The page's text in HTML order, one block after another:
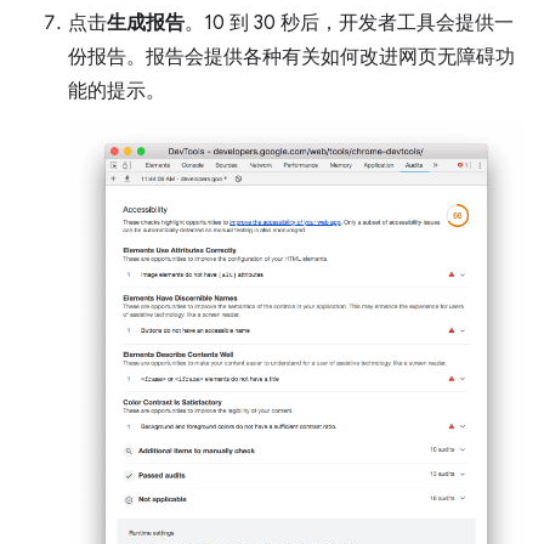
点击生成报告。10 到 30 秒后，开发者工具会提供一
份报告。报告会提供各种有关如何改进网页无障碍功
能的提示。